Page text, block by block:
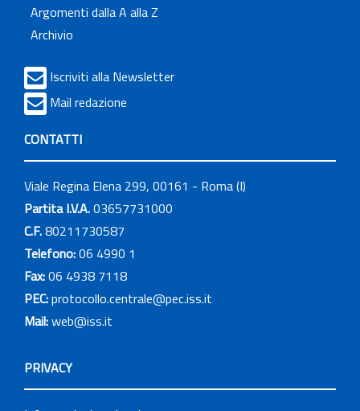
Argomenti dalla A alla Z
Archivio
Iscriviti alla Newsletter
Mail redazione
CONTATTI
Viale Regina Elena 299, 00161 - Roma (I)
Partita I.V.A.03657731000
C.F.80211730587
Telefono:06 4990 1
Fax:06 4938 7118
PEC:protocollo.centrale@pec.iss.it
Mail:web@iss.it
PRIVACY